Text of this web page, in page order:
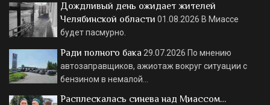
Дождливый день ожидает жителей
Челябинской области 01.08.2026 В Миассе
будет пасмурно.
Ради полного бака 29.07.2026 По мнению
автозаправщиков, ажиотаж вокруг ситуации с
бензином в немалой…
Расплескалась синева над Миассом…